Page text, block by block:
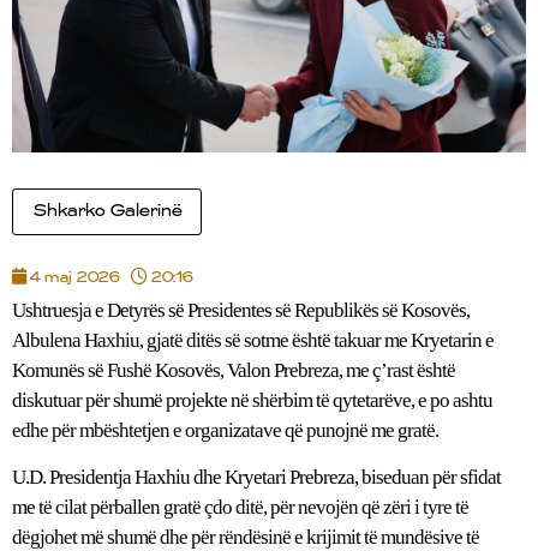
Shkarko Galerinë
4 maj 2026 20:16
Ushtruesja e Detyrës së Presidentes së Republikës së Kosovës,
Albulena Haxhiu, gjatë ditës së sotme është takuar me Kryetarin e
Komunës së Fushë Kosovës, Valon Prebreza, me ç’rast është
diskutuar për shumë projekte në shërbim të qytetarëve, e po ashtu
edhe për mbështetjen e organizatave që punojnë me gratë.
U.D. Presidentja Haxhiu dhe Kryetari Prebreza, biseduan për sfidat
me të cilat përballen gratë çdo ditë, për nevojën që zëri i tyre të
dëgjohet më shumë dhe për rëndësinë e krijimit të mundësive të